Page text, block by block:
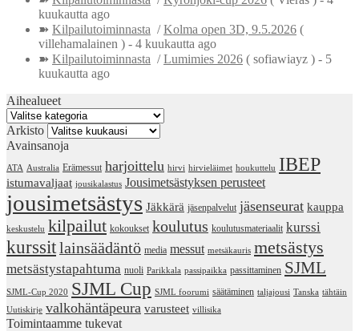
kuukautta ago
➽ Kilpailutoiminnasta /Kolma open 3D, 9.5.2026 (
villehamalainen ) - 4 kuukautta ago
➽ Kilpailutoiminnasta /Lumimies 2026 ( sofiawiayz ) - 5
kuukautta ago
Aihealueet
Aihealueet
Arkisto Arkisto
Avainsanoja
ATA Australia Erämessut harjoittelu hirvi hirvieläimet houkuttelu IBEP
istumavaljaat jousikalastus Jousimetsästyksen perusteet
jousimetsästys Jäkkärä jäsenpalvelut jäsenseurat kauppa
keskustelu kilpailut kokoukset koulutus koulutusmateriaalit kurssi
kurssitlainsäädäntö media messut metsäkauris metsästys
metsästystapahtuma nuoli Parikkala passipaikka passittaminen SJML
SJML-Cup 2020 SJML Cup SJML foorumi säätäminen taljajousi Tanska tähtäin
Uutiskirje valkohäntäpeura varusteet villisika
Toimintaamme tukevat